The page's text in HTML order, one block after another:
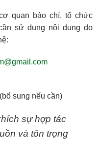
quan báo chí, tổ chức
sử dụng nội dung do
(bổ sung nếu cần)
sự hợp tác
và tôn trọng